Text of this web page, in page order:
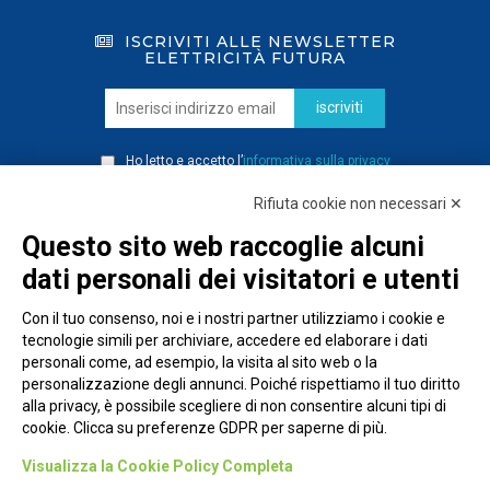
ISCRIVITI ALLE NEWSLETTER
ELETTRICITÀ FUTURA
iscriviti
Ho letto e accetto l’informativa sulla privacy
Piazza Alessandria, 24 - 00198 Roma
Rifiuta cookie non necessari ✕
Questo sito web raccoglie alcuni
dati personali dei visitatori e utenti
Con il tuo consenso, noi e i nostri partner utilizziamo i cookie e
tecnologie simili per archiviare, accedere ed elaborare i dati
personali come, ad esempio, la visita al sito web o la
personalizzazione degli annunci. Poiché rispettiamo il tuo diritto
alla privacy, è possibile scegliere di non consentire alcuni tipi di
cookie. Clicca su preferenze GDPR per saperne di più.
Visualizza la Cookie Policy Completa